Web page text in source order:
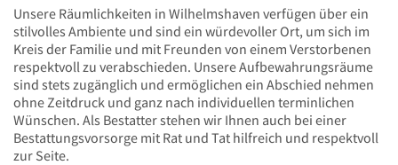
Unsere Räumlichkeiten in Wilhelmshaven verfügen über ein
stilvolles Ambiente und sind ein würdevoller Ort, um sich im
Kreis der Familie und mit Freunden von einem Verstorbenen
respektvoll zu verabschieden. Unsere Aufbewahrungsräume
sind stets zugänglich und ermöglichen ein Abschied nehmen
ohne Zeitdruck und ganz nach individuellen terminlichen
Wünschen. Als Bestatter stehen wir Ihnen auch bei einer
Bestattungsvorsorge mit Rat und Tat hilfreich und respektvoll
zur Seite.